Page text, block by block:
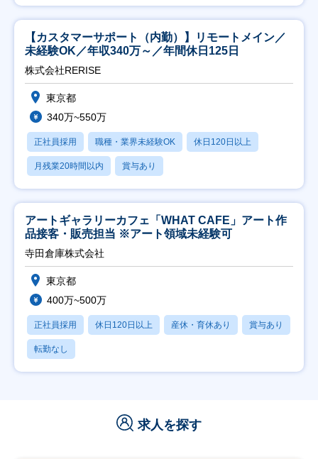
【カスタマーサポート（内勤）】リモートメイン／
未経験OK／年収340万～／年間休日125日
株式会社RERISE
東京都
340万~550万
正社員採用 職種・業界未経験OK 休日120日以上
月残業20時間以内 賞与あり
アートギャラリーカフェ「WHAT CAFE」アート作
品接客・販売担当 ※アート領域未経験可
寺田倉庫株式会社
東京都
400万~500万
正社員採用 休日120日以上 産休・育休あり 賞与あり
転勤なし
求人を探す